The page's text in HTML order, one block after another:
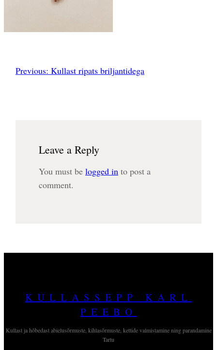
Previous: Kullast ripats briljantidega
Leave a Reply
You must be logged in to post a
comment.
KULLASSEPP KARL
PEEBO
Kullast ja hõbedast abielusõrmuste, kihlasõrmuste, kettide valmistamine ning parandamine
Tartu